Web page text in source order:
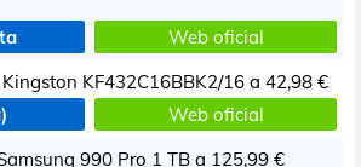
Web oficial
KF432C16BBK2/16 a 42,98 €
Web oficial
990 Pro 1 TB a 125,99 €